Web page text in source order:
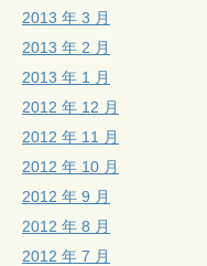
2013 年 3 月
2013 年 2 月
2013 年 1 月
2012 年 12 月
2012 年 11 月
2012 年 10 月
2012 年 9 月
2012 年 8 月
2012 年 7 月